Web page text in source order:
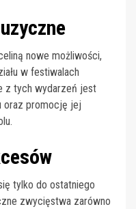
nowe możliwości,
w festiwalach
z tych wydarzeń jest
oraz promocję jej
tylko do ostatniego
zwycięstwa zarówno